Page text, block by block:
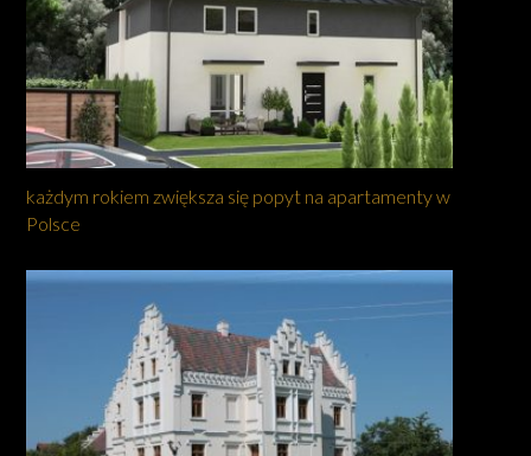
każdym rokiem zwiększa się popyt na apartamenty w
Polsce